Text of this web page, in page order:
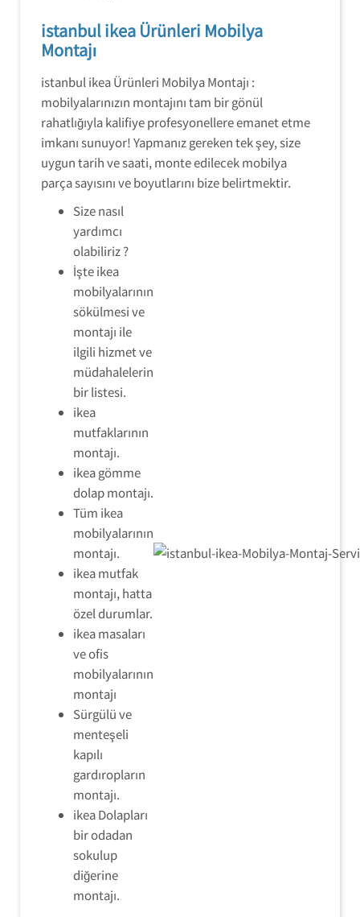
istanbul ikea Ürünleri Mobilya
Montajı
istanbul ikea Ürünleri Mobilya Montajı :
mobilyalarınızın montajını tam bir gönül
rahatlığıyla kalifiye profesyonellere emanet etme
imkanı sunuyor! Yapmanız gereken tek şey, size
uygun tarih ve saati, monte edilecek mobilya
parça sayısını ve boyutlarını bize belirtmektir.
Size nasıl
yardımcı
olabiliriz ?
İşte ikea
mobilyalarının
sökülmesi ve
montajı ile
ilgili hizmet ve
müdahalelerin
bir listesi.
ikea
mutfaklarının
montajı.
ikea gömme
dolap montajı.
Tüm ikea
mobilyalarının
montajı.
ikea mutfak
montajı, hatta
özel durumlar.
ikea masaları
ve ofis
mobilyalarının
montajı
Sürgülü ve
menteşeli
kapılı
gardıropların
montajı.
ikea Dolapları
bir odadan
sokulup
diğerine
montajı.